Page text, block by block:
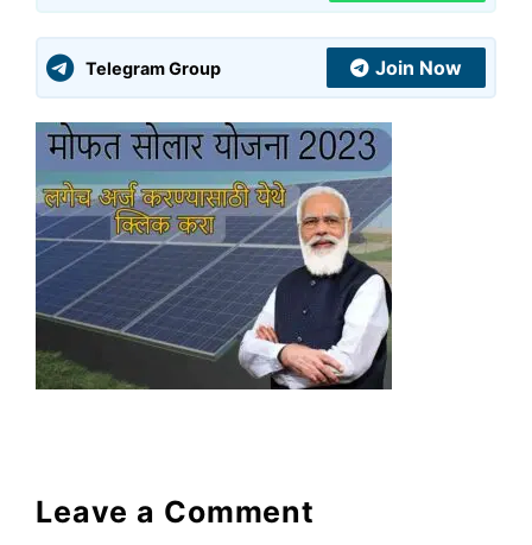
Telegram Group Join Now
Leave a Comment